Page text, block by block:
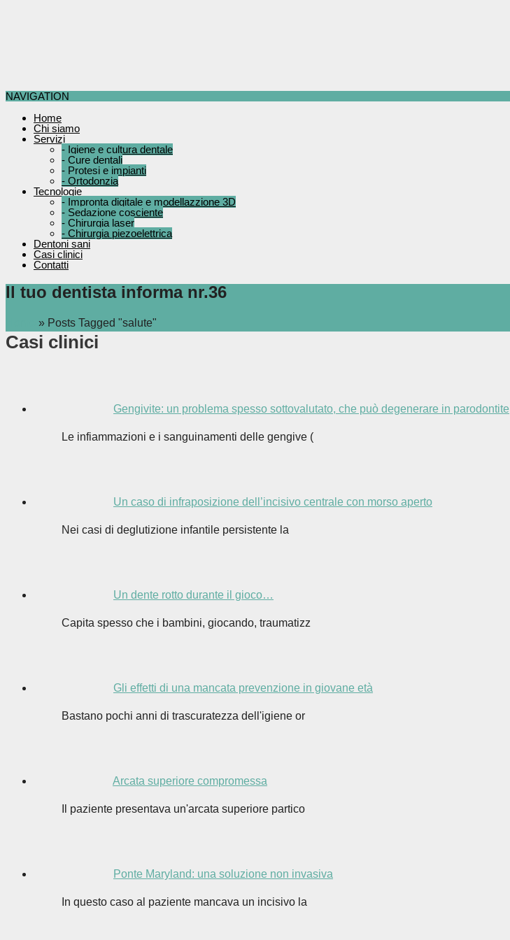
NAVIGATION
Home
Chi siamo
Servizi
- Igiene e cultura dentale
- Cure dentali
- Protesi e impianti
- Ortodonzia
Tecnologie
- Impronta digitale e modellazzione 3D
- Sedazione cosciente
- Chirurgia laser
- Chirurgia piezoelettrica
Dentoni sani
Casi clinici
Contatti
Il tuo dentista informa nr.36
» Posts Tagged "salute"
Casi clinici
Gengivite: un problema spesso sottovalutato, che può degenerare in parodontite
Le infiammazioni e i sanguinamenti delle gengive (
Un caso di infraposizione dell’incisivo centrale con morso aperto
Nei casi di deglutizione infantile persistente la
Un dente rotto durante il gioco…
Capita spesso che i bambini, giocando, traumatizz
Gli effetti di una mancata prevenzione in giovane età
Bastano pochi anni di trascuratezza dell'igiene or
Arcata superiore compromessa
Il paziente presentava un'arcata superiore partico
Ponte Maryland: una soluzione non invasiva
In questo caso al paziente mancava un incisivo la